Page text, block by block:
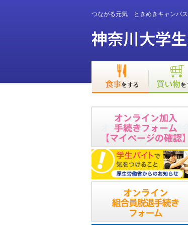
つながる元気 ときめきキャンパス